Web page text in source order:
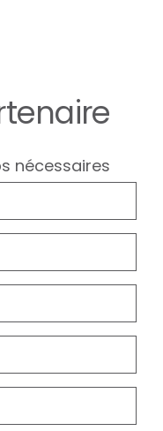
nécessaires